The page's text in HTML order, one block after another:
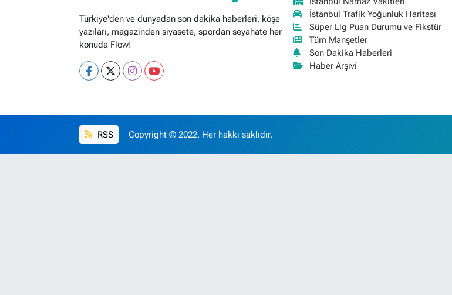
Türkiye'den ve dünyadan son dakika haberleri, köşe
yazıları, magazinden siyasete, spordan seyahate her
konuda Flow!
İstanbul Trafik Yoğunluk Haritası
Süper Lig Puan Durumu ve Fikstür
Tüm Manşetler
Son Dakika Haberleri
Haber Arşivi
RSS Copyright © 2022. Her hakkı saklıdır.